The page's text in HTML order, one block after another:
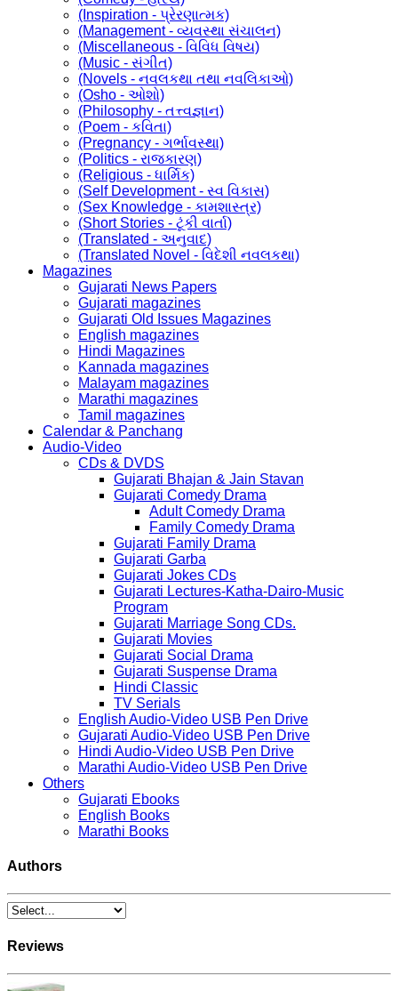
(Inspiration - પ્રેરણાત્મક)
(Management - વ્યવસ્થા સંચાલન)
(Miscellaneous - વિવિધ વિષય)
(Music - સંગીત)
(Novels - નવલકથા તથા નવલિકાઓ)
(Osho - ઓશો)
(Philosophy - તત્ત્વજ્ઞાન)
(Poem - કવિતા)
(Pregnancy - ગર્ભાવસ્થા)
(Politics - રાજકારણ)
(Religious - ધાર્મિક)
(Self Development - સ્વ વિકાસ)
(Sex Knowledge - કામશાસ્ત્ર)
(Short Stories - ટૂંકી વાર્તા)
(Translated - અનુવાદ)
(Translated Novel - વિદેશી નવલકથા)
Magazines
Gujarati News Papers
Gujarati magazines
Gujarati Old Issues Magazines
English magazines
Hindi Magazines
Kannada magazines
Malayam magazines
Marathi magazines
Tamil magazines
Calendar & Panchang
Audio-Video
CDs & DVDS
Gujarati Bhajan & Jain Stavan
Gujarati Comedy Drama
Adult Comedy Drama
Family Comedy Drama
Gujarati Family Drama
Gujarati Garba
Gujarati Jokes CDs
Gujarati Lectures-Katha-Dairo-Music
Program
Gujarati Marriage Song CDs.
Gujarati Movies
Gujarati Social Drama
Gujarati Suspense Drama
Hindi Classic
TV Serials
English Audio-Video USB Pen Drive
Gujarati Audio-Video USB Pen Drive
Hindi Audio-Video USB Pen Drive
Marathi Audio-Video USB Pen Drive
Others
Gujarati Ebooks
English Books
Marathi Books
Authors
Reviews